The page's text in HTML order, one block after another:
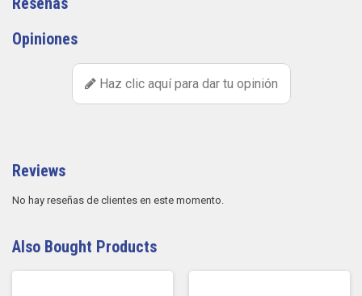
Opiniones
Haz clic aquí para dar tu opinión
Reviews
No hay reseñas de clientes en este momento.
Also Bought Products